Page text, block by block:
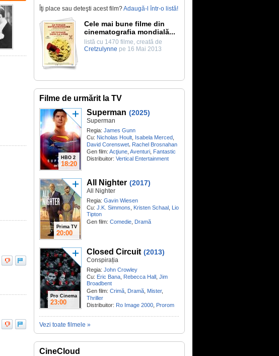
Îţi place sau deteşti acest film?Adaugă-l într-o listă!
Cele mai bune filme din
cinematografia mondială...
listă cu 1470 filme, creată de
Cretzulynne pe 16 Mai 2013
Filme de urmărit la TV
HBO 2
18:20
Superman (2025)
Superman
Regia: James Gunn
Cu: Nicholas Hoult Isabela Merced
David Corenswet, Rachel Brosnahan
Gen film: Acţiune Aventuri Fantastic
Distribuitor: Vertical Entertainment
Prima TV
20:00
All Nighter (2017)
All Nighter
Regia: Gavin Wiesen
Cu: J.K. Simmons Kristen Schaal Lio
Tipton
Gen film: Comedie Dramă
Pro Cinema
23:00
Closed Circuit (2013)
Conspirația
Regia: John Crowley
Cu: Eric Bana Rebecca Hall Jim
Broadbent
Gen film: Crimă Dramă Mister,
Thriller
Distribuitor: Ro Image 2000 Prorom
Vezi toate filmele »
CineCloud